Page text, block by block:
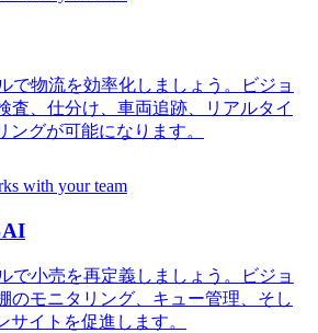
で物流を効率化しましょう。ビジョ
査、仕分け、車両追跡、リアルタイ
ングが可能になります。
AI
で小売を再定義しましょう。ビジョ
のモニタリング、キュー管理、そし
イトを促進します。